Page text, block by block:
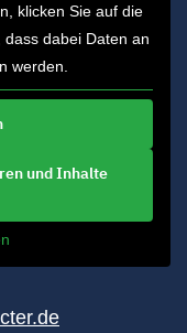
klicken Sie auf die
dabei Daten an
werden.
und Inhalte